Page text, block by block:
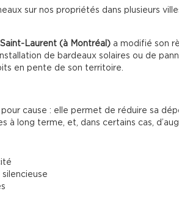
sur nos propriétés dans plusieurs
Saint-Laurent (à Montréal) a modifié son
de bardeaux solaires ou de
en pente de son territoire.
pour cause : elle permet de réduire sa
à long terme, et, dans certains cas,